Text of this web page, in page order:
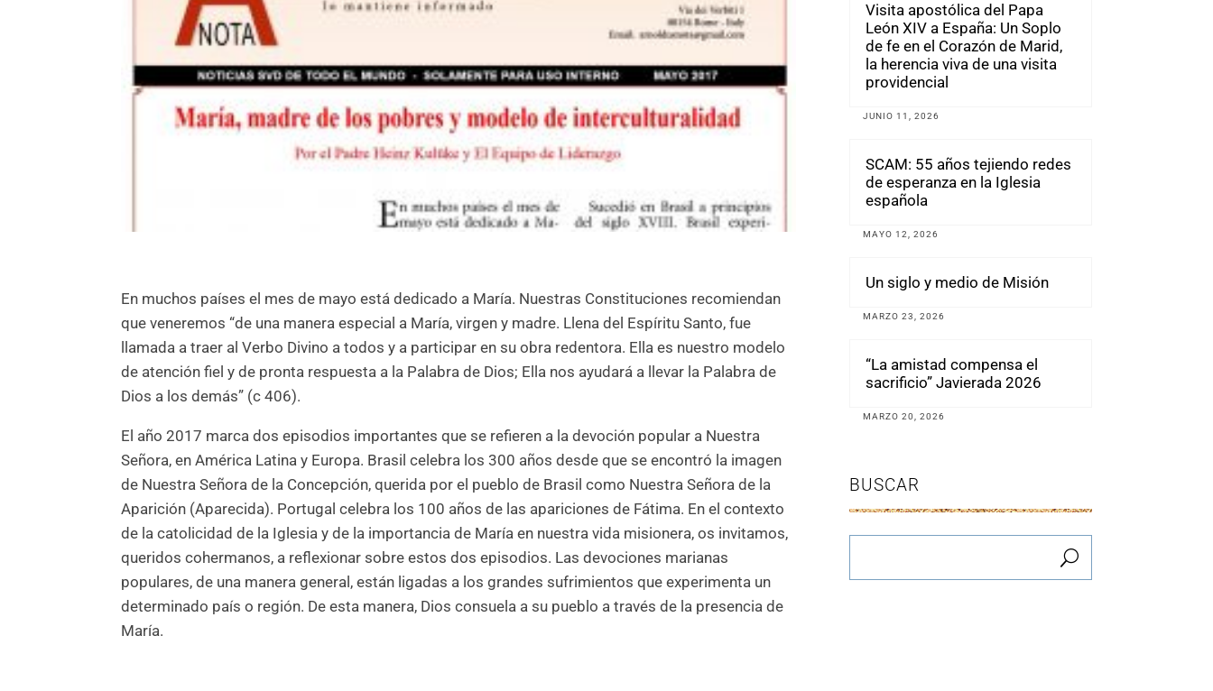
En muchos países el mes de mayo está dedicado a María. Nuestras Constituciones recomiendan
que veneremos “de una manera especial a María, virgen y madre. Llena del Espíritu Santo, fue
llamada a traer al Verbo Divino a todos y a participar en su obra redentora. Ella es nuestro modelo
de atención fiel y de pronta respuesta a la Palabra de Dios; Ella nos ayudará a llevar la Palabra de
Dios a los demás” (c 406).
El año 2017 marca dos episodios importantes que se refieren a la devoción popular a Nuestra
Señora, en América Latina y Europa. Brasil celebra los 300 años desde que se encontró la imagen
de Nuestra Señora de la Concepción, querida por el pueblo de Brasil como Nuestra Señora de la
Aparición (Aparecida). Portugal celebra los 100 años de las apariciones de Fátima. En el contexto
de la catolicidad de la Iglesia y de la importancia de María en nuestra vida misionera, os invitamos,
queridos cohermanos, a reflexionar sobre estos dos episodios. Las devociones marianas
populares, de una manera general, están ligadas a los grandes sufrimientos que experimenta un
determinado país o región. De esta manera, Dios consuela a su pueblo a través de la presencia de
María.
Visita apostólica del Papa
León XIV a España: Un Soplo
de fe en el Corazón de Marid,
la herencia viva de una visita
providencial
JUNIO 11, 2026
SCAM: 55 años tejiendo redes
de esperanza en la Iglesia
española
MAYO 12, 2026
Un siglo y medio de Misión
MARZO 23, 2026
“La amistad compensa el
sacrificio” Javierada 2026
MARZO 20, 2026
BUSCAR